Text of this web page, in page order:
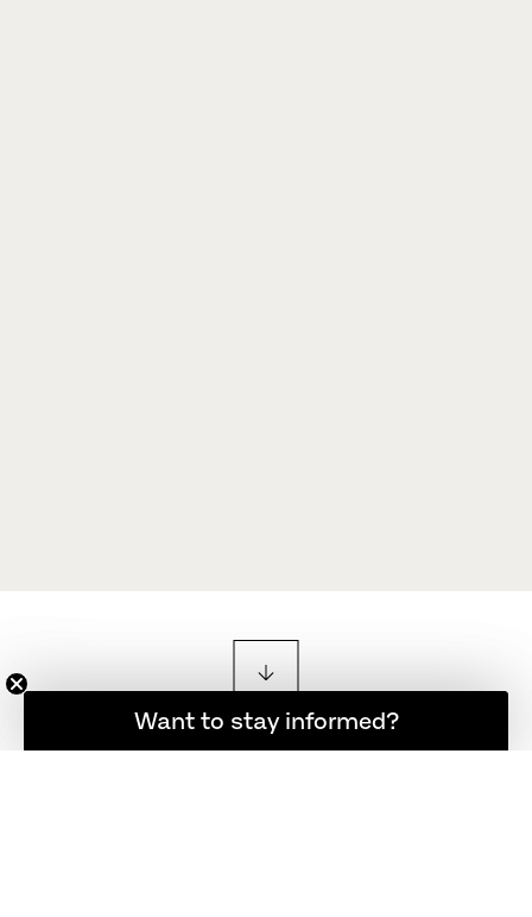
UDFORSK PRODUKTER
Hold dig opdateret
Want to stay informed?